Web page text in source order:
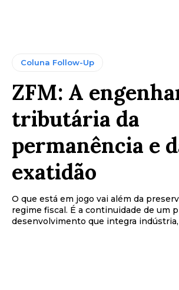
Coluna Follow-Up
ZFM: A
tributária da
permanência e
exatidão
O que está em jogo vai além da
regime fiscal. É a continuidade de um
desenvolvimento que integra indústria,